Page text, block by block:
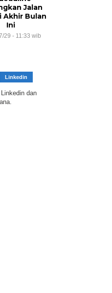
Jalan
Akhir Bulan
Ini
29 - 11:33 wib
Linkedin
dan